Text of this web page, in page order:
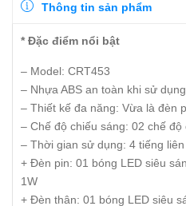
Thông tin sản phẩm
* Đặc điểm nổi bật
– Model: CRT453
– Nhựa ABS an toàn khi sử dụng
– Thiết kế đa năng: Vừa là đèn
– Chế độ chiếu sáng: 02 chế độ
– Thời gian sử dụng: 4 tiếng
+ Đèn pin: 01 bóng LED siêu
1W
+ Đèn thân: 01 bóng LED siêu